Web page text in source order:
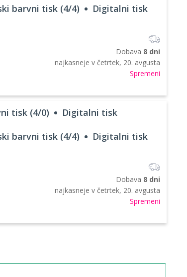
barvni tisk (4/4) Digitalni tisk
Dobava 8 dni
najkasneje v četrtek, 20. avgusta
Spremeni
tisk (4/0) Digitalni tisk
barvni tisk (4/4) Digitalni tisk
Dobava 8 dni
najkasneje v četrtek, 20. avgusta
Spremeni